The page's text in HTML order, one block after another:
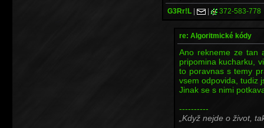
G3Rr!L | | 372-583-778
re: Algoritmické kódy
Ano rekneme ze tan
pripomina kucharku,
to poravnas s temy
vsem odpovida, tudiz
Jinak se s nimi
----------
Když nejde o život,